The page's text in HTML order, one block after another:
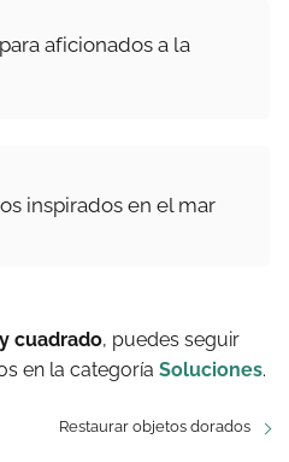
aficionados a la
inspirados en el mar
cuadrado, puedes seguir
en la categoría Soluciones.
Restaurar objetos dorados